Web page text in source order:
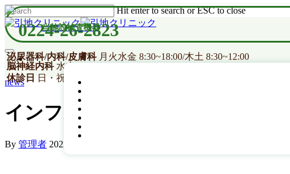
Hit enter to search or ESC to close
0224-26-2823
泌尿器科/内科/皮膚科月火水金 8:30~18:00/木土 8:30~12:00
脳神経内科水木 8:30~12:00
休診日
日・祝
当施設検査機器
news
インフルエンザワクチンの予約
By 管理者 2022年9月20日